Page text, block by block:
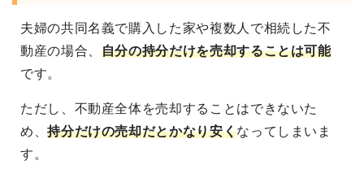
夫婦の共同名義で購入した家や複数人で相続した不
動産の場合、 自分の持分だけを売却することは可能
です。
ただし、不動産全体を売却することはできないた
め、持分だけの売却だとかなり安くなってしまいま
す。